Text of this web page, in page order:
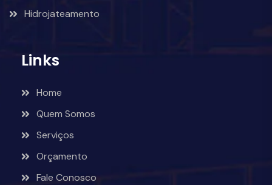
Hidrojateamento
Links
Home
Quem Somos
Serviços
Orçamento
Fale Conosco